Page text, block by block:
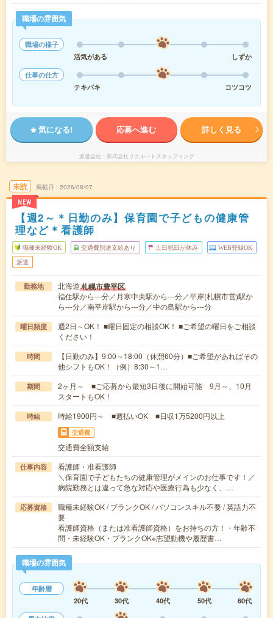
職場の雰囲気
職場の様子
活気がある
しずか
仕事の仕方
テキパキ
コツコツ
気になる! 応募へ進む 詳しく見る
派遣会社 株式会社リクルートスタッフィング
未読
NEW
掲載日 2026/08/07
【週2～＊日勤のみ】保育園で子どもの健康管
理など＊看護師
職種未経験OK 交通費別途支給あり 土日祝日が休み WEB登録OK
派遣
勤務地 北海道札幌市豊平区
福住駅から---分／月寒中央駅から---分／平岸(札幌市営)駅か
ら---分／南平岸駅から---分／中の島駅から---分
曜日頻度
週2日～OK！ ■曜日固定の相談OK！ ■ご希望の曜日をご相談
ください！
時間
【日勤のみ】9:00～18:00（休憩60分）■ご希望があればその
他シフトもOK！（例）8:30～1…
期間
2ヶ月～ ■ご応募から最短3日後に開始可能 9月～、10月
スタートもOK！
時給 時給1900円～ ■週払いOK ■日収1万5200円以上
交通費
交通費全額支給
仕事内容
看護師・准看護師
＼保育園で子どもたちの健康管理がメインのお仕事です！／
病院勤務とは違って急な対応や医療行為も少なく、…
応募資格
職種未経験OK / ブランクOK / パソコンスキル不要 / 英語力不
要
看護師資格（または准看護師資格）をお持ちの方！・年齢不
問・未経験OK・ブランクOK※志望動機や履歴書…
職場の雰囲気
年齢層
20代
30代 40代 50代
60代